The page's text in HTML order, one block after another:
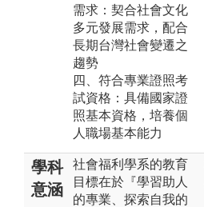
需求：契合社會文化
多元發展需求，配合
長期台灣社會變遷之
趨勢
四、符合專業證照考
試資格：具備國家證
照基本資格，培養個
人職場基本能力
學科
意涵
社會福利學系的教育
目標在於『學習助人
的專業、探索自我的